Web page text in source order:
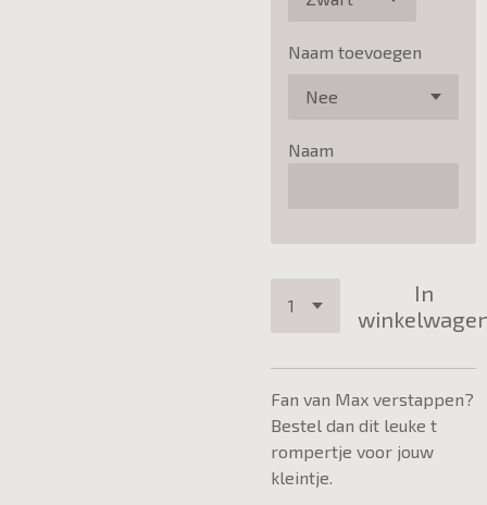
Naam toevoegen
Naam
In
Fan van Max verstappen?
Bestel dan dit leuke t
rompertje voor jouw
kleintje.